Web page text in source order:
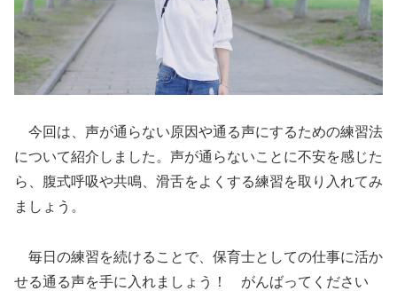
今回は、声が通らない原因や通る声にするための練習法
について紹介しました。声が通らないことに不安を感じた
ら、腹式呼吸や共鳴、滑舌をよくする練習を取り入れてみ
ましょう。
毎日の練習を続けることで、保育士としての仕事に活か
せる通る声を手に入れましょう！ がんばってください